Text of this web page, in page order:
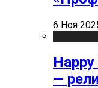
6 Ноя
—